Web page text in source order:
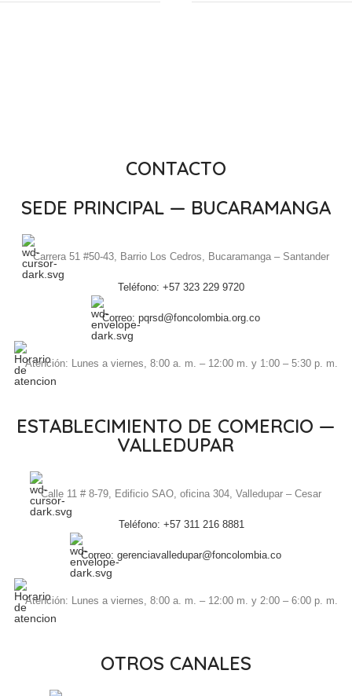
CONTACTO
SEDE PRINCIPAL — BUCARAMANGA
Carrera 51 #50-43, Barrio Los Cedros, Bucaramanga – Santander
Teléfono: +57 323 229 9720
Correo: pqrsd@foncolombia.org.co
Atención: Lunes a viernes, 8:00 a. m. – 12:00 m. y 1:00 – 5:30 p. m.
ESTABLECIMIENTO DE COMERCIO —
VALLEDUPAR
Calle 11 # 8-79, Edificio SAO, oficina 304, Valledupar – Cesar
Teléfono: +57 311 216 8881
Correo: gerenciavalledupar@foncolombia.co
Atención: Lunes a viernes, 8:00 a. m. – 12:00 m. y 2:00 – 6:00 p. m.
OTROS CANALES